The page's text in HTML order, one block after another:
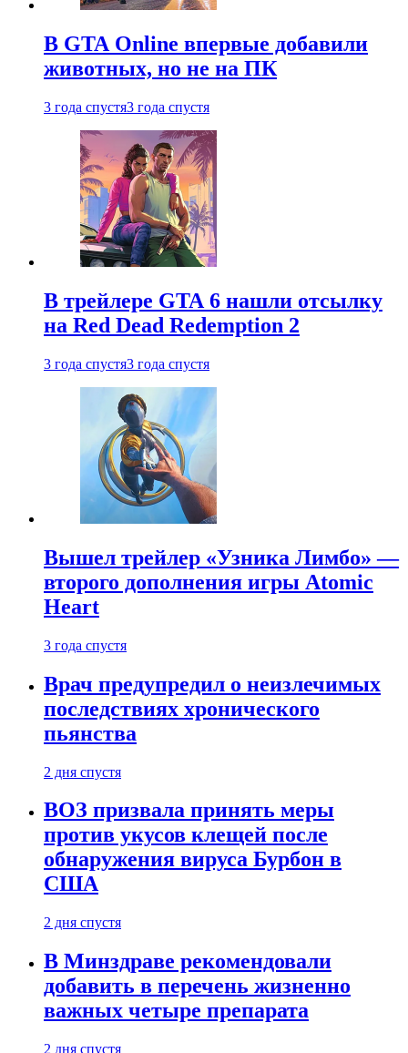
В GTA Online впервые добавили
животных, но не на ПК
3 года спустя3 года спустя
В трейлере GTA 6 нашли отсылку
на Red Dead Redemption 2
3 года спустя3 года спустя
Вышел трейлер «Узника Лимбо» —
второго дополнения игры Atomic
Heart
3 года спустя
Врач предупредил о неизлечимых
последствиях хронического
пьянства
2 дня спустя
ВОЗ призвала принять меры
против укусов клещей после
обнаружения вируса Бурбон в
США
2 дня спустя
В Минздраве рекомендовали
добавить в перечень жизненно
важных четыре препарата
2 дня спустя